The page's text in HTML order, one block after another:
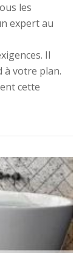
les
expert au
Il
à votre plan.
cette